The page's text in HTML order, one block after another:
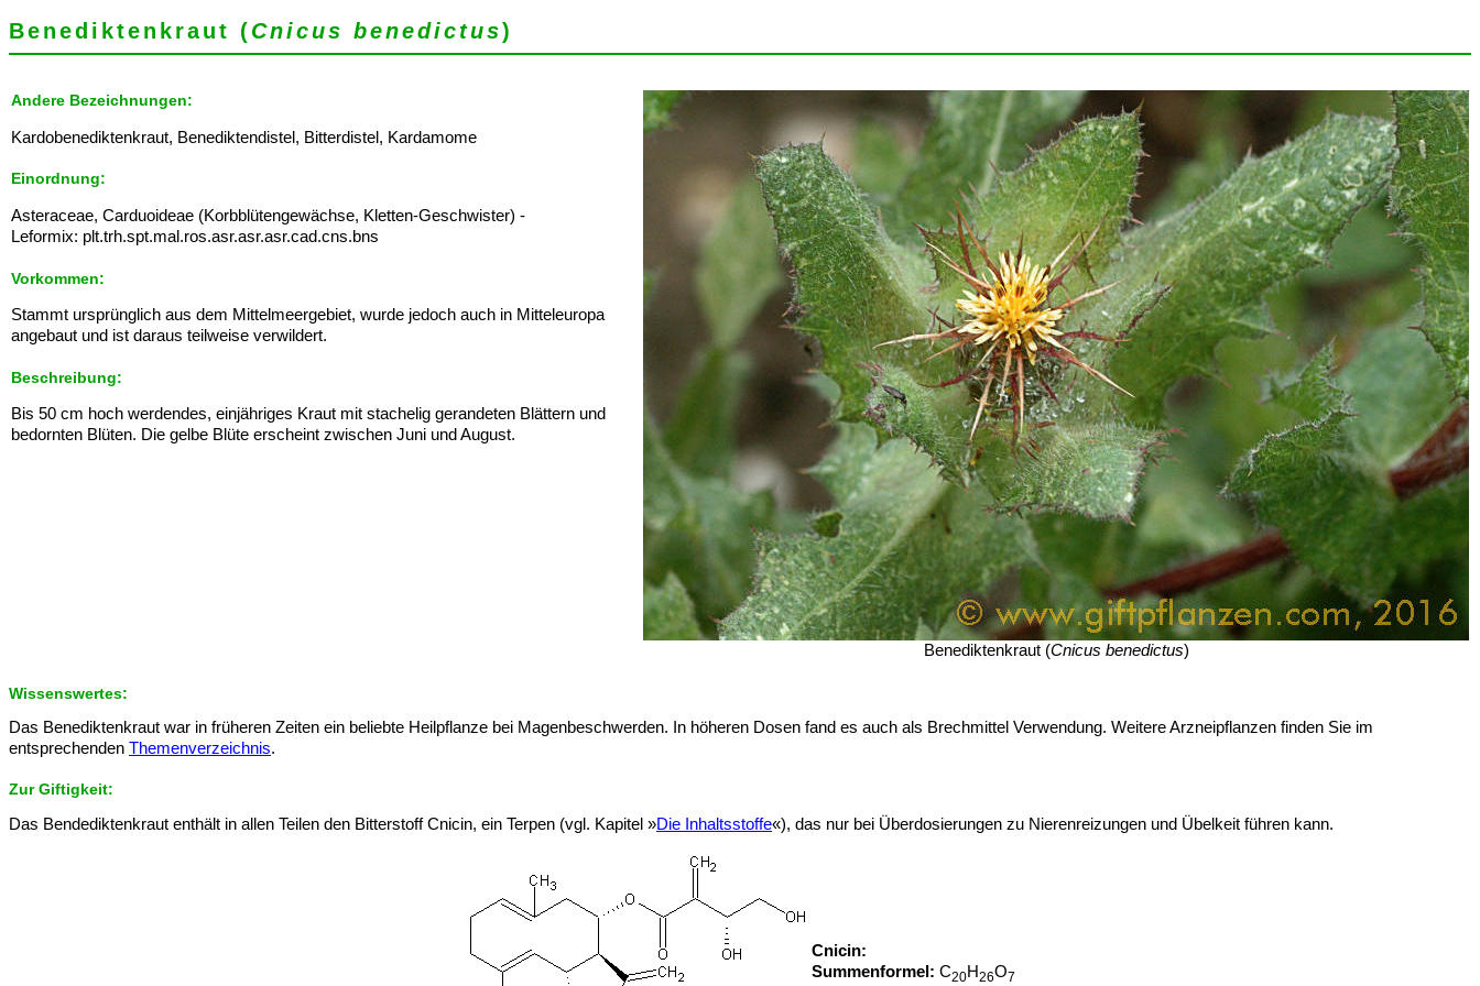
Benediktenkraut (Cnicus benedictus)
Andere Bezeichnungen:
Kardobenediktenkraut, Benediktendistel, Bitterdistel, Kardamome
Einordnung:
Asteraceae, Carduoideae (Korbblütengewächse, Kletten-Geschwister) -
Leformix: plt.trh.spt.mal.ros.asr.asr.asr.cad.cns.bns
Vorkommen:
Stammt ursprünglich aus dem Mittelmeergebiet, wurde jedoch auch in Mitteleuropa
angebaut und ist daraus teilweise verwildert.
Beschreibung:
Bis 50 cm hoch werdendes, einjähriges Kraut mit stachelig gerandeten Blättern und
bedornten Blüten. Die gelbe Blüte erscheint zwischen Juni und August.
Benediktenkraut (Cnicus benedictus)
Wissenswertes:
Das Benediktenkraut war in früheren Zeiten ein beliebte Heilpflanze bei Magenbeschwerden. In höheren Dosen fand es auch als Brechmittel Verwendung. Weitere Arzneipflanzen finden Sie im
entsprechenden Themenverzeichnis.
Zur Giftigkeit:
Das Bendediktenkraut enthält in allen Teilen den Bitterstoff Cnicin, ein Terpen (vgl. Kapitel »Die Inhaltsstoffe«), das nur bei Überdosierungen zu Nierenreizungen und Übelkeit führen kann.
Cnicin:
Summenformel: C20H26O7